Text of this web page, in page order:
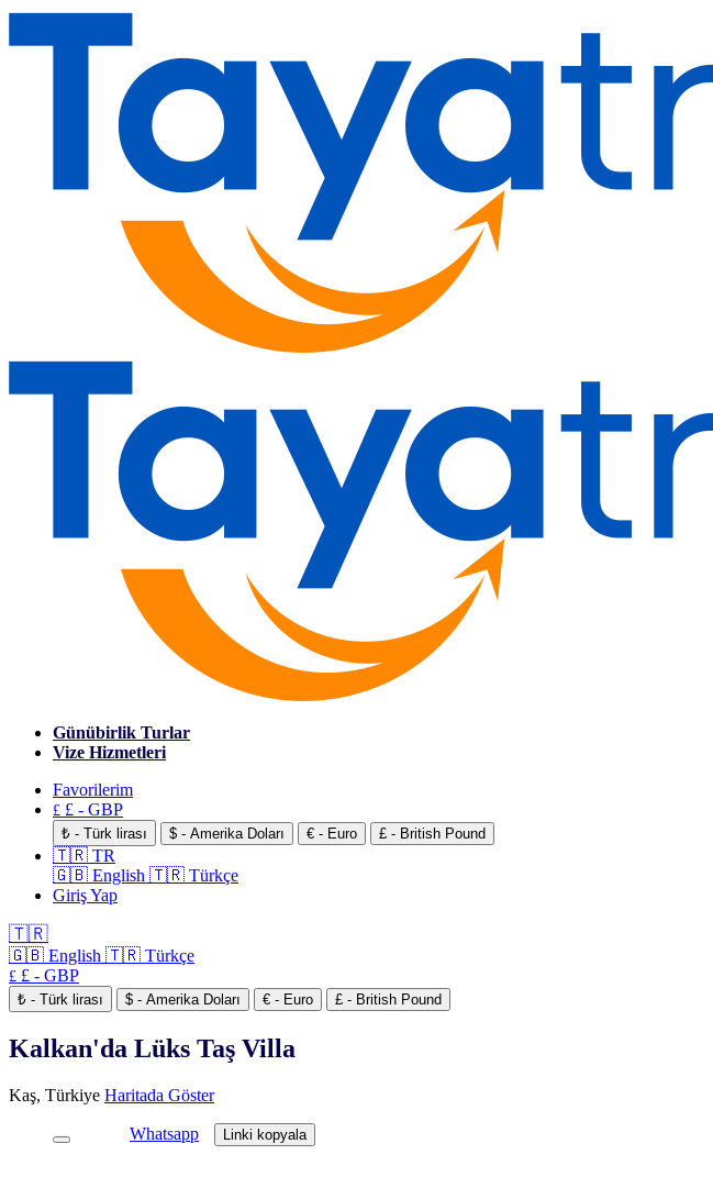
Günübirlik Turlar
Vize Hizmetleri
Favorilerim
£ £ - GBP
₺ - Türk lirası $ - Amerika Doları € - Euro £ - British Pound
🇹🇷 TR
🇬🇧 English 🇹🇷 Türkçe
Giriş Yap
🇹🇷
🇬🇧 English 🇹🇷 Türkçe
£ £ - GBP
₺ - Türk lirası $ - Amerika Doları € - Euro £ - British Pound
Kalkan'da Lüks Taş Villa
Kaş, Türkiye Haritada Göster
Whatsapp Linki kopyala